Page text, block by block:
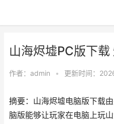
山海烬墟PC版下载
作者： admin • 更新时间：
摘要：山海烬墟电脑版下载
脑版能够让玩家在电脑上玩